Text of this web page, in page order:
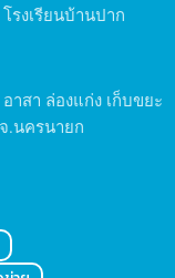
รงเรียนบ้านปาก
าสา ล่องแก่ง เก็บขยะ
.นครนายก